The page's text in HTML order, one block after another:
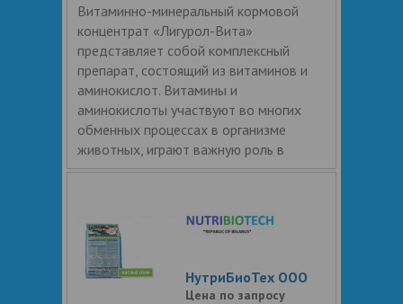
Витаминно-минеральный кормовой
концентрат «Лигурол-Вита»
представляет собой комплексный
препарат, состоящий из витаминов и
аминокислот. Витамины и
аминокислоты участвуют во многих
обменных процессах в организме
животных, играют важную роль в
НутриБиоТех ООО
Цена по запросу